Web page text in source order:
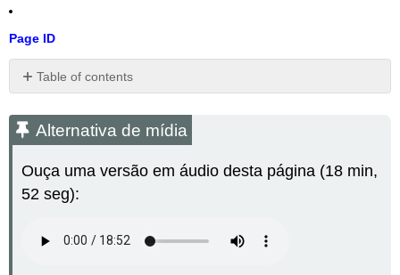
Page ID
Table of contents
de
mídia
variedade
de
Usando
a
Alternativa de mídia
Ouça uma versão em áudio desta página (18 min,
52 seg):